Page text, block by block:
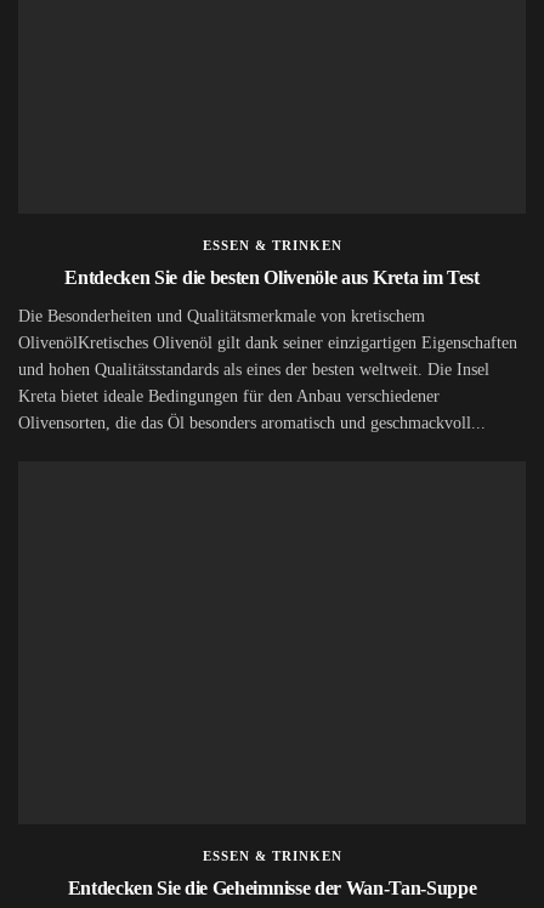
ESSEN & TRINKEN
Entdecken Sie die besten Olivenöle aus Kreta im Test
Die Besonderheiten und Qualitätsmerkmale von kretischem
OlivenölKretisches Olivenöl gilt dank seiner einzigartigen Eigenschaften
und hohen Qualitätsstandards als eines der besten weltweit. Die Insel
Kreta bietet ideale Bedingungen für den Anbau verschiedener
Olivensorten, die das Öl besonders aromatisch und geschmackvoll...
ESSEN & TRINKEN
Entdecken Sie die Geheimnisse der Wan-Tan-Suppe